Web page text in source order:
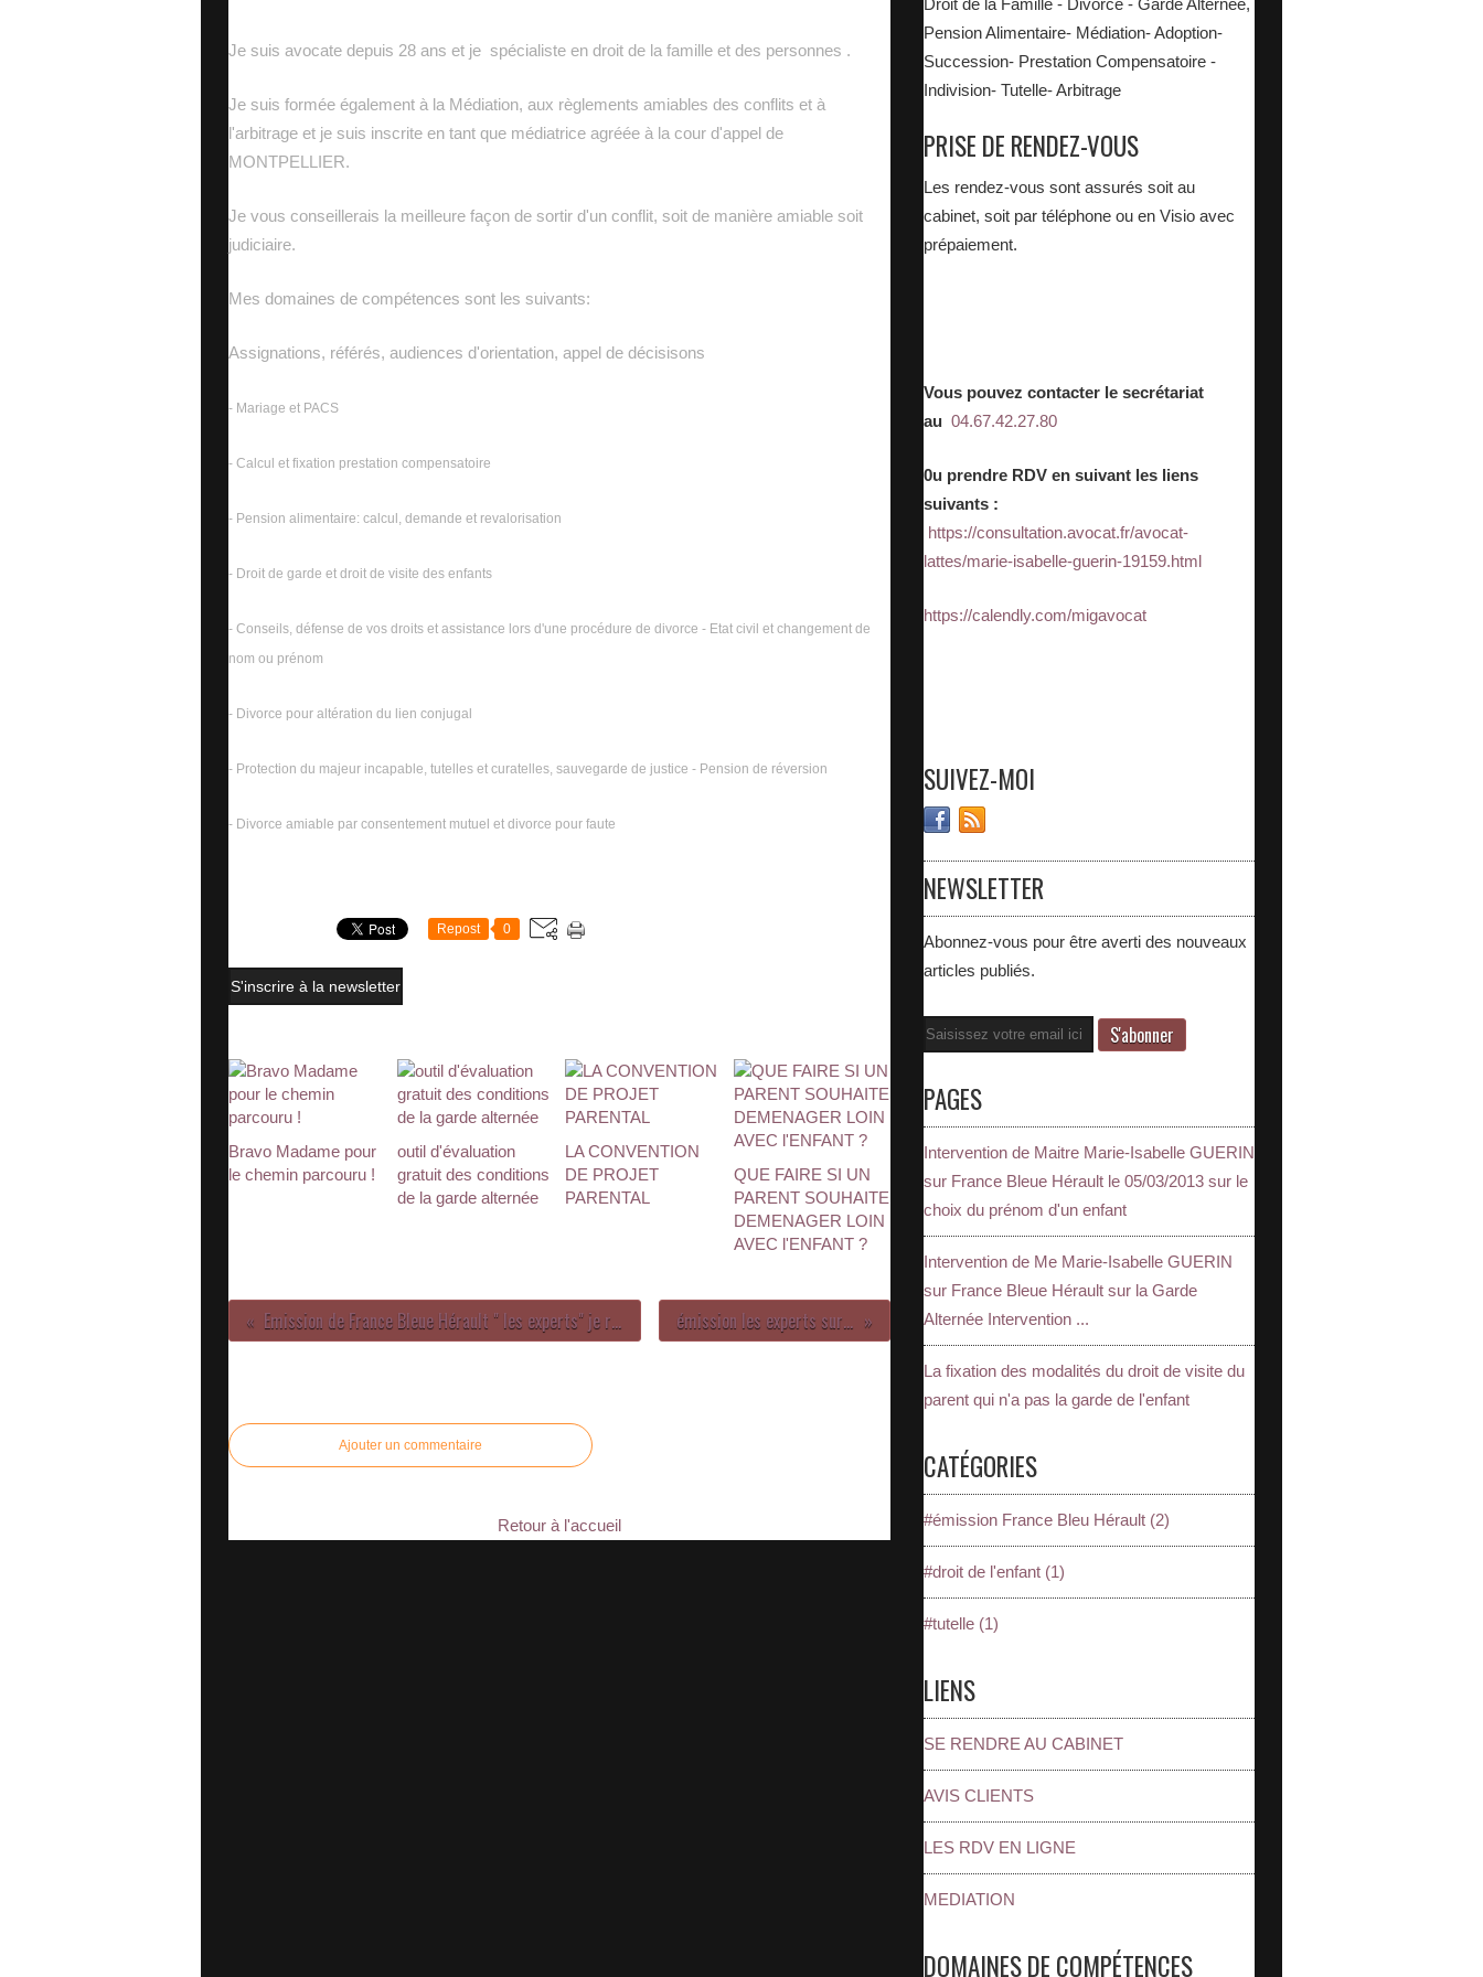
Je suis avocate depuis 28 ans et je spécialiste en droit de la famille et des personnes .
Je suis formée également à la Médiation, aux règlements amiables des conflits et à
l'arbitrage et je suis inscrite en tant que médiatrice agréée à la cour d'appel de
MONTPELLIER.
Je vous conseillerais la meilleure façon de sortir d'un conflit, soit de manière amiable soit
judiciaire.
Mes domaines de compétences sont les suivants:
Assignations, référés, audiences d'orientation, appel de décisisons
- Mariage et PACS
- Calcul et fixation prestation compensatoire
- Pension alimentaire: calcul, demande et revalorisation
- Droit de garde et droit de visite des enfants
- Conseils, défense de vos droits et assistance lors d'une procédure de divorce - Etat civil et changement de
nom ou prénom
- Divorce pour altération du lien conjugal
- Protection du majeur incapable, tutelles et curatelles, sauvegarde de justice - Pension de réversion
- Divorce amiable par consentement mutuel et divorce pour faute
Repost 0
S'inscrire à la newsletter
Bravo Madame pour
le chemin parcouru !
outil d'évaluation
gratuit des conditions
de la garde alternée
LA CONVENTION
DE PROJET
PARENTAL
QUE FAIRE SI UN
PARENT SOUHAITE
DEMENAGER LOIN
AVEC l'ENFANT ?
Emission de France Bleue Hérault " les experts" je réponds en direct aux questions des auditeurs sur le divorce émission les experts sur France Bleue du 13 janvier 2016
Ajouter un commentaire
Retour à l'accueil
Droit de la Famille - Divorce - Garde Alternée,
Pension Alimentaire- Médiation- Adoption-
Succession- Prestation Compensatoire -
Indivision- Tutelle- Arbitrage
PRISE DE RENDEZ-VOUS
Les rendez-vous sont assurés soit au
cabinet, soit par téléphone ou en Visio avec
prépaiement.
Vous pouvez contacter le secrétariat
au 04.67.42.27.80
0u prendre RDV en suivant les liens
suivants :
https://consultation.avocat.fr/avocat-
lattes/marie-isabelle-guerin-19159.html
https://calendly.com/migavocat
SUIVEZ-MOI
NEWSLETTER
Abonnez-vous pour être averti des nouveaux
articles publiés.
Email
PAGES
Intervention de Maitre Marie-Isabelle GUERIN
sur France Bleue Hérault le 05/03/2013 sur le
choix du prénom d'un enfant
Intervention de Me Marie-Isabelle GUERIN
sur France Bleue Hérault sur la Garde
Alternée Intervention ...
La fixation des modalités du droit de visite du
parent qui n'a pas la garde de l'enfant
CATÉGORIES
#émission France Bleu Hérault (2)
#droit de l'enfant (1)
#tutelle (1)
LIENS
SE RENDRE AU CABINET
AVIS CLIENTS
LES RDV EN LIGNE
MEDIATION
DOMAINES DE COMPÉTENCES